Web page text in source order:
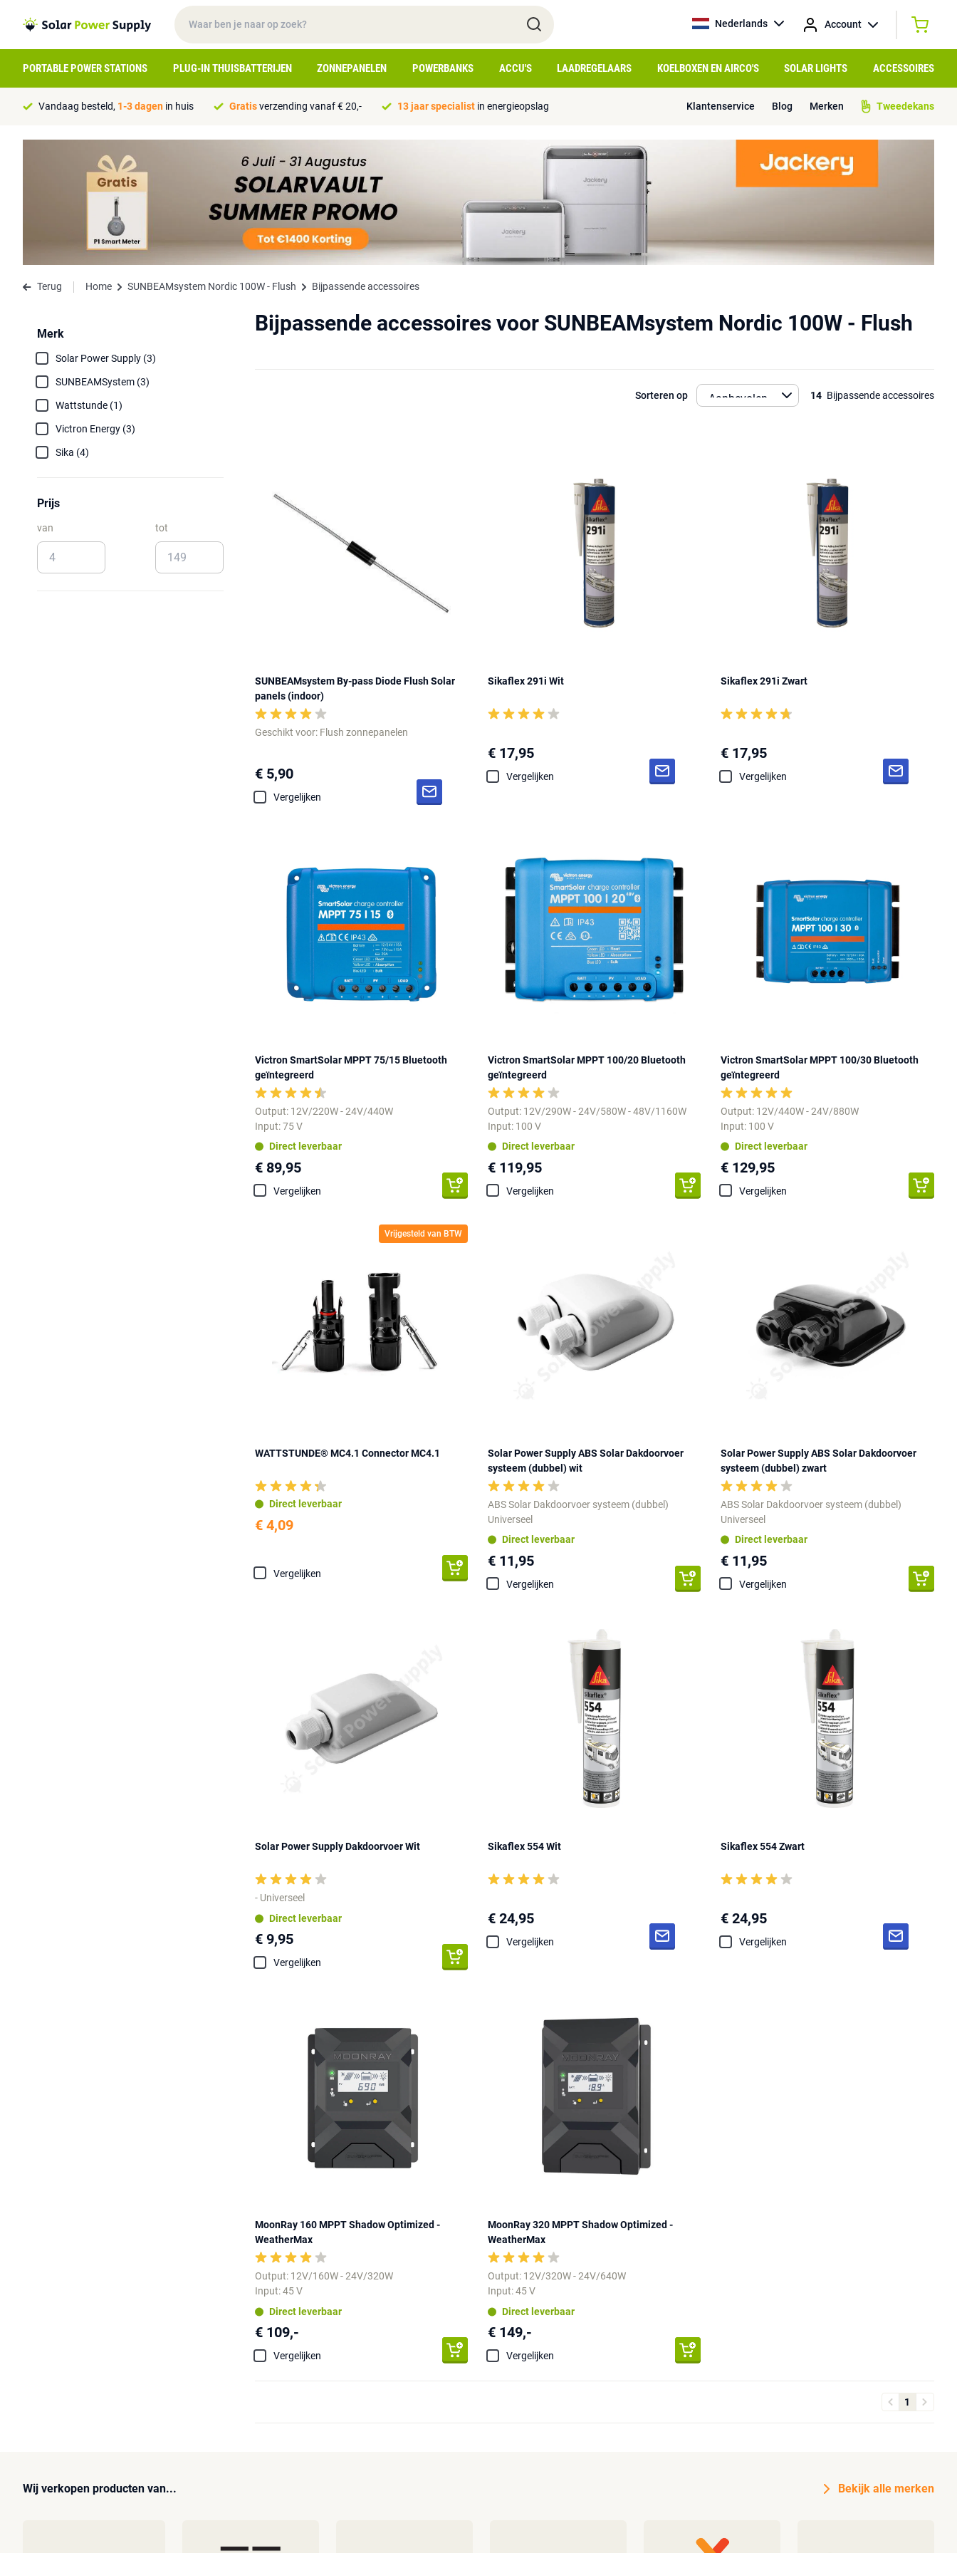
Nederlands Account
PORTABLE POWER STATIONS PLUG-IN THUISBATTERIJEN ZONNEPANELEN POWERBANKS ACCU'S LAADREGELAARS KOELBOXEN EN AIRCO'S SOLAR LIGHTS ACCESSOIRES
Vandaag besteld, 1-3 dagen in huis Gratisverzending vanaf € 20,- 13 jaar specialist in energieopslag Klantenservice Blog Merken Tweedekans
Terug Home SUNBEAMsystem Nordic 100W - Flush Bijpassende accessoires
Merk
Solar Power Supply (3)
SUNBEAMSystem (3)
Wattstunde (1)
Victron Energy (3)
Sika (4)
Prijs
van tot
Bijpassende accessoires voor SUNBEAMsystem Nordic 100W - Flush
Sorteren op 14 Bijpassende accessoires
SUNBEAMsystem By-pass Diode Flush Solar
panels (indoor)
Geschikt voor: Flush zonnepanelen
€ 5,90
Vergelijken
Sikaflex 291i Wit
€ 17,95
Vergelijken
Sikaflex 291i Zwart
€ 17,95
Vergelijken
Victron SmartSolar MPPT 75/15 Bluetooth
geïntegreerd
Output: 12V/220W - 24V/440W
Input: 75 V
Direct leverbaar
€ 89,95
Vergelijken
Victron SmartSolar MPPT 100/20 Bluetooth
geïntegreerd
Output: 12V/290W - 24V/580W - 48V/1160W
Input: 100 V
Direct leverbaar
€ 119,95
Vergelijken
Victron SmartSolar MPPT 100/30 Bluetooth
geïntegreerd
Output: 12V/440W - 24V/880W
Input: 100 V
Direct leverbaar
€ 129,95
Vergelijken
Vrijgesteld van BTW
WATTSTUNDE® MC4.1 Connector MC4.1
Direct leverbaar
€ 4,09
Vergelijken
Solar Power Supply ABS Solar Dakdoorvoer
systeem (dubbel) wit
ABS Solar Dakdoorvoer systeem (dubbel)
Universeel
Direct leverbaar
€ 11,95
Vergelijken
Solar Power Supply ABS Solar Dakdoorvoer
systeem (dubbel) zwart
ABS Solar Dakdoorvoer systeem (dubbel)
Universeel
Direct leverbaar
€ 11,95
Vergelijken
Solar Power Supply Dakdoorvoer Wit
- Universeel
Direct leverbaar
€ 9,95
Vergelijken
Sikaflex 554 Wit
€ 24,95
Vergelijken
Sikaflex 554 Zwart
€ 24,95
Vergelijken
MoonRay 160 MPPT Shadow Optimized -
WeatherMax
Output: 12V/160W - 24V/320W
Input: 45 V
Direct leverbaar
€ 109,-
Vergelijken
MoonRay 320 MPPT Shadow Optimized -
WeatherMax
Output: 12V/320W - 24V/640W
Input: 45 V
Direct leverbaar
€ 149,-
Vergelijken
1
Wij verkopen producten van... Bekijk alle merken